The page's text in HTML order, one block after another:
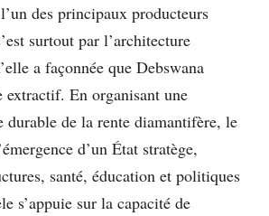
des principaux producteurs
surtout par l’architecture
a façonnée que Debswana
extractif. En organisant une
durable de la rente diamantifère, le
d’un État stratège,
santé, éducation et politiques
s’appuie sur la capacité de